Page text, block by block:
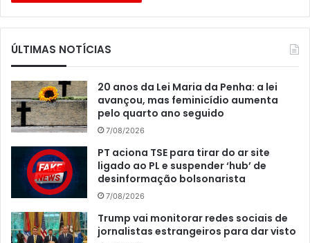
ÚLTIMAS NOTÍCIAS
20 anos da Lei Maria da Penha: a lei
avançou, mas feminicídio aumenta
pelo quarto ano seguido
7/08/2026
PT aciona TSE para tirar do ar site
ligado ao PL e suspender ‘hub’ de
desinformação bolsonarista
7/08/2026
Trump vai monitorar redes sociais de
jornalistas estrangeiros para dar visto